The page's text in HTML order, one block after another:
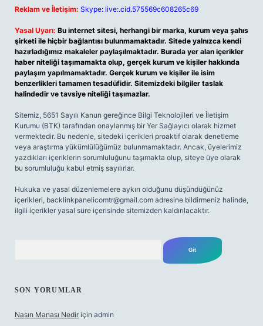
Reklam ve İletişim: Skype: live:.cid.575569c608265c69
Yasal Uyarı: Bu internet sitesi, herhangi bir marka, kurum veya şahıs
şirketi ile hiçbir bağlantısı bulunmamaktadır. Sitede yalnızca kendi
hazırladığımız makaleler paylaşılmaktadır. Burada yer alan içerikler
haber niteliği taşımamakta olup, gerçek kurum ve kişiler hakkında
paylaşım yapılmamaktadır. Gerçek kurum ve kişiler ile isim
benzerlikleri tamamen tesadüfidir. Sitemizdeki bilgiler taslak
halindedir ve tavsiye niteliği taşımazlar.
Sitemiz, 5651 Sayılı Kanun gereğince Bilgi Teknolojileri ve İletişim
Kurumu (BTK) tarafından onaylanmış bir Yer Sağlayıcı olarak hizmet
vermektedir. Bu nedenle, sitedeki içerikleri proaktif olarak denetleme
veya araştırma yükümlülüğümüz bulunmamaktadır. Ancak, üyelerimiz
yazdıkları içeriklerin sorumluluğunu taşımakta olup, siteye üye olarak
bu sorumluluğu kabul etmiş sayılırlar.
Hukuka ve yasal düzenlemelere aykırı olduğunu düşündüğünüz
içerikleri, backlinkpanelicomtr@gmail.com adresine bildirmeniz halinde,
ilgili içerikler yasal süre içerisinde sitemizden kaldırılacaktır.
SON YORUMLAR
Nasın Manası Nedir için admin